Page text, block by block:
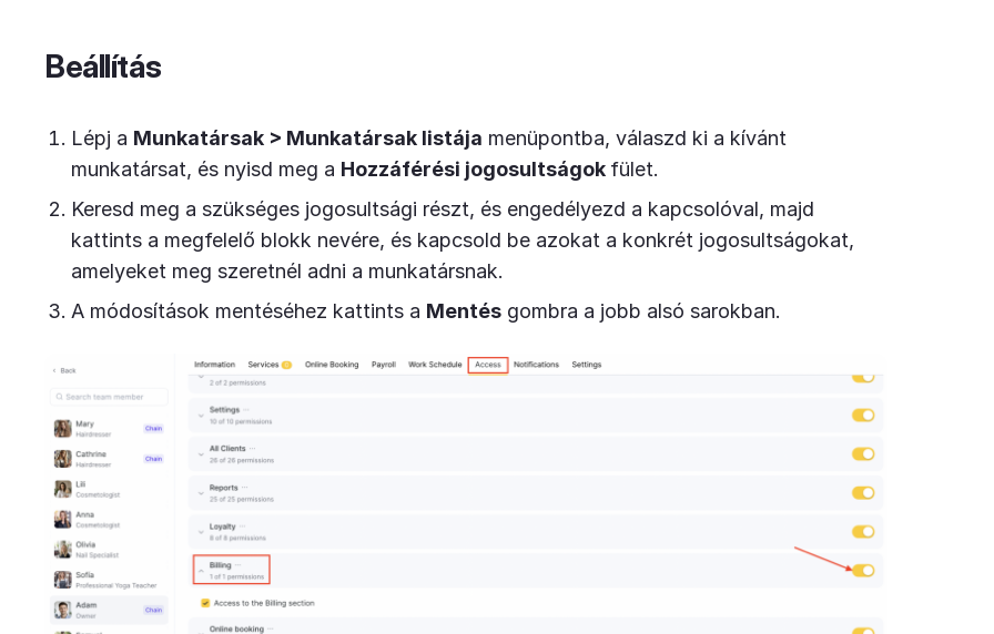
Beállítás
Lépj a Munkatársak > Munkatársak listája menüpontba, válaszd ki a kívánt
munkatársat, és nyisd meg a Hozzáférési jogosultságok fület.
Keresd meg a szükséges jogosultsági részt, és engedélyezd a kapcsolóval, majd
kattints a megfelelő blokk nevére, és kapcsold be azokat a konkrét jogosultságokat,
amelyeket meg szeretnél adni a munkatársnak.
A módosítások mentéséhez kattints a Mentés gombra a jobb alsó sarokban.